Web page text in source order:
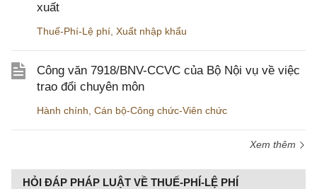
xuất
Thuế-Phí-Lệ phí Xuất nhập khẩu
Công văn 7918/BNV-CCVC của Bộ Nội vụ về việc
trao đổi chuyên môn
Hành chính Cán bộ-Công chức-Viên chức
Xem thêm
HỎI ĐÁP PHÁP LUẬT VỀ THUẾ-PHÍ-LỆ PHÍ